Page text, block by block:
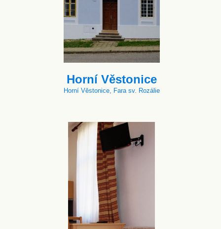
Horní Věstonice
Horní Věstonice, Fara sv. Rozálie